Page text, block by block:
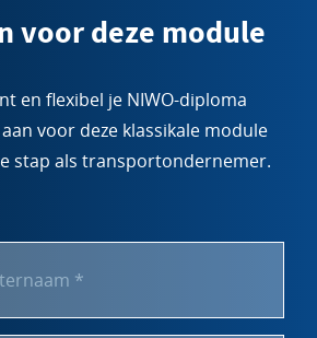
voor deze module
en flexibel je NIWO-diploma
voor deze klassikale module
stap als transportondernemer.